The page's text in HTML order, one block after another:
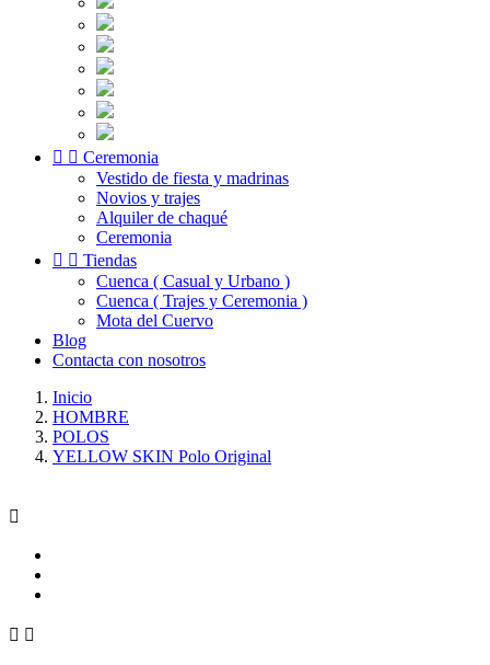
  Ceremonia
Vestido de fiesta y madrinas
Novios y trajes
Alquiler de chaqué
Ceremonia
  Tiendas
Cuenca ( Casual y Urbano )
Cuenca ( Trajes y Ceremonia )
Mota del Cuervo
Blog
Contacta con nosotros
Inicio
HOMBRE
POLOS
YELLOW SKIN Polo Original

 